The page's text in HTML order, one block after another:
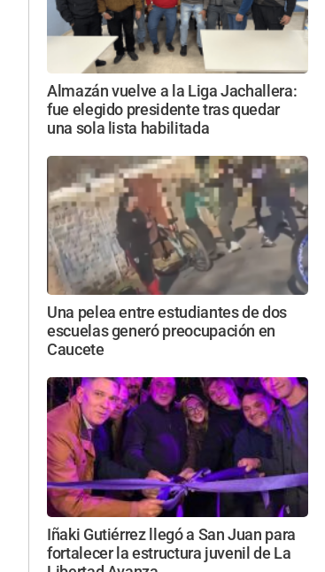
Almazán vuelve a la Liga Jachallera:
fue elegido presidente tras quedar
una sola lista habilitada
Una pelea entre estudiantes de dos
escuelas generó preocupación en
Caucete
Iñaki Gutiérrez llegó a San Juan para
fortalecer la estructura juvenil de La